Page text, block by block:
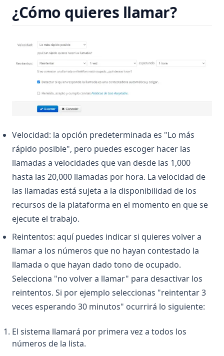
¿Cómo quieres llamar?
Velocidad: la opción predeterminada es "Lo más
rápido posible", pero puedes escoger hacer las
llamadas a velocidades que van desde las 1,000
hasta las 20,000 llamadas por hora. La velocidad de
las llamadas está sujeta a la disponibilidad de los
recursos de la plataforma en el momento en que se
ejecute el trabajo.
Reintentos: aquí puedes indicar si quieres volver a
llamar a los números que no hayan contestado la
llamada o que hayan dado tono de ocupado.
Selecciona "no volver a llamar" para desactivar los
reintentos. Si por ejemplo seleccionas "reintentar 3
veces esperando 30 minutos" ocurrirá lo siguiente:
El sistema llamará por primera vez a todos los
números de la lista.